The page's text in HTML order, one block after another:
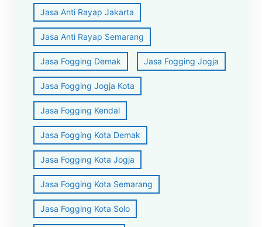
Jasa Anti Rayap Jakarta
Jasa Anti Rayap Semarang
Jasa Fogging Demak Jasa Fogging Jogja
Jasa Fogging Jogja Kota
Jasa Fogging Kendal
Jasa Fogging Kota Demak
Jasa Fogging Kota Jogja
Jasa Fogging Kota Semarang
Jasa Fogging Kota Solo